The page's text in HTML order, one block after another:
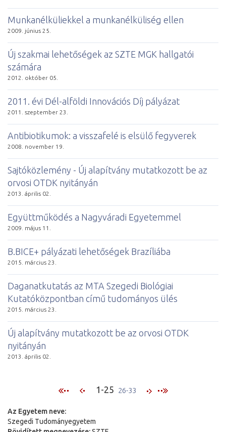
Munkanélküliekkel a munkanélküliség ellen
2009. június 25.
Új szakmai lehetőségek az SZTE MGK hallgatói
számára
2012. október 05.
2011. évi Dél-alföldi Innovációs Díj pályázat
2011. szeptember 23.
Antibiotikumok: a visszafelé is elsülő fegyverek
2008. november 19.
Sajtóközlemény - Új alapítvány mutatkozott be az
orvosi OTDK nyitányán
2013. április 02.
Együttműködés a Nagyváradi Egyetemmel
2009. május 11.
B.BICE+ pályázati lehetőségek Brazíliába
2015. március 23.
Daganatkutatás az MTA Szegedi Biológiai
Kutatóközpontban című tudományos ülés
2015. március 23.
Új alapítvány mutatkozott be az orvosi OTDK
nyitányán
2013. április 02.
1-25 26-33
Az Egyetem neve:
Szegedi Tudományegyetem